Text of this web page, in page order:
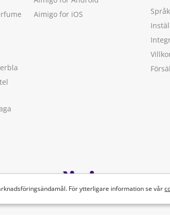
För ytterligare information se vår
Aimigo for iOS